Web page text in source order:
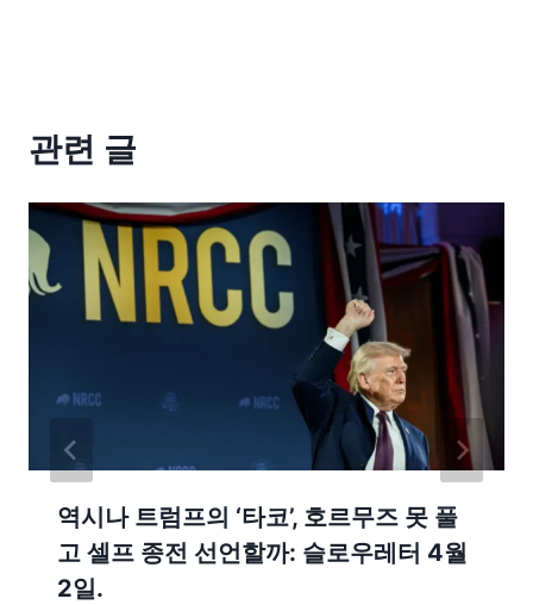
관련 글
역시나 트럼프의 ‘타코’, 호르무즈 못 풀
고 셀프 종전 선언할까: 슬로우레터 4월
2일.